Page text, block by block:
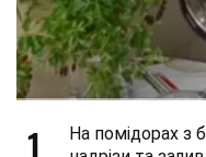
1
На помідорах з